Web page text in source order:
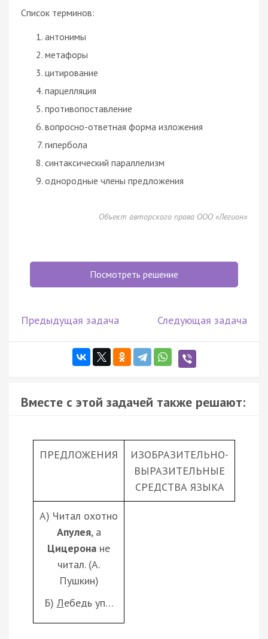
Список терминов:
антонимы
метафоры
цитирование
парцелляция
противопоставление
вопросно-ответная форма изложения
гипербола
синтаксический параллелизм
однородные члены предложения
Объект авторского права ООО «Легион»
Посмотреть решение
Предыдущая задача Следующая задача
Вместе с этой задачей также решают:
ПРЕДЛОЖЕНИЯ
ИЗОБРАЗИТЕЛЬНО-
ВЫРАЗИТЕЛЬНЫЕ
СРЕДСТВА ЯЗЫКА
А) Читал охотно
Апулея, а
Цицерона не
читал. (А.
Пушкин)
Б) Лебедь уп…